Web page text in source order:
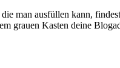
man ausfüllen kann,
grauen Kasten deine